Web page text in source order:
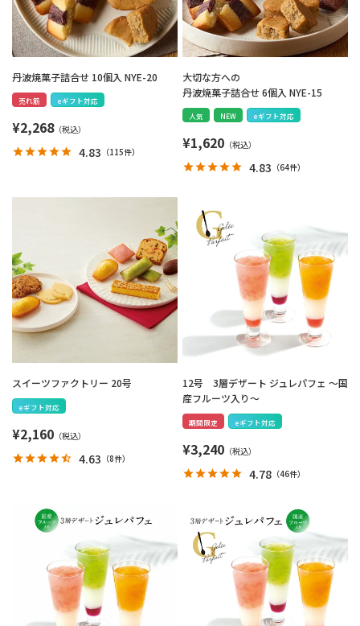
丹波焼菓子詰合せ 10個入 NYE-20
売れ筋 eギフト対応
¥2,268
4.83 （115件）
大切な方への
丹波焼菓子詰合せ 6個入 NYE-15
人気 NEW eギフト対応
¥1,620
4.83 （64件）
スイーツファクトリー 20号
eギフト対応
¥2,160
4.63 （8件）
12号 3層デザート ジュレパフェ ～国
産フルーツ入り～
期間限定 eギフト対応
¥3,240
4.78 （46件）